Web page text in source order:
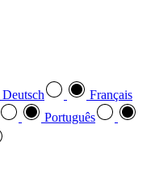
Deutsch
Français
Português